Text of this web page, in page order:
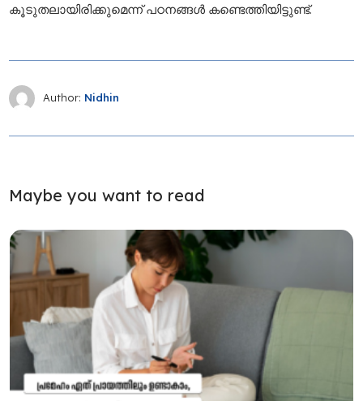
കൂടുതലായിരിക്കുമെന്ന് പഠനങ്ങൾ കണ്ടെത്തിയിട്ടുണ്ട്.
Author: Nidhin
Maybe you want to read